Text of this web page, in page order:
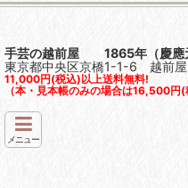
手芸の越前屋 1865年（慶應
東京都中央区京橋1-1-6 越前屋
11,000円(税込)以上送料無料!
（本・見本帳のみの場合は16,500円(
メニュー